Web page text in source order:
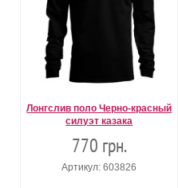
Лонгслив поло Черно-красный
силуэт казака
770 грн.
Артикул: 603826